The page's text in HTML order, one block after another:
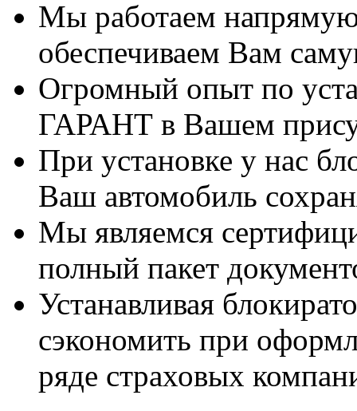
Мы работаем
обеспечиваем Вам
Огромный опыт по
ГАРАНТ в Вашем
При установке у нас
Ваш автомобиль
Мы являемся
полный пакет
Устанавливая
сэкономить при
ряде страховых